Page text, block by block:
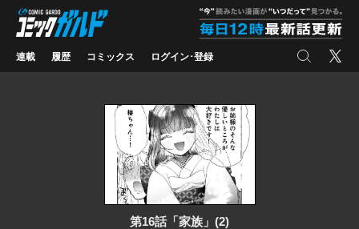
コミックガルド
連載 履歴 コミックス ログイン･登録 検索 X
第16話「家族」(2)